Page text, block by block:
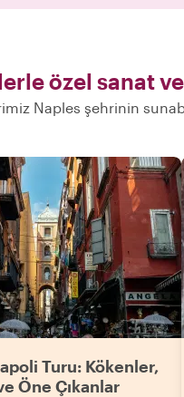
özel sanat
Naples şehrinin
Turu: Kökenler,
Öne Çıkanlar